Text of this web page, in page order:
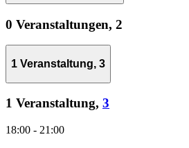
0 Veranstaltungen, 2
1 Veranstaltung, 3
1 Veranstaltung, 3
18:00 - 21:00